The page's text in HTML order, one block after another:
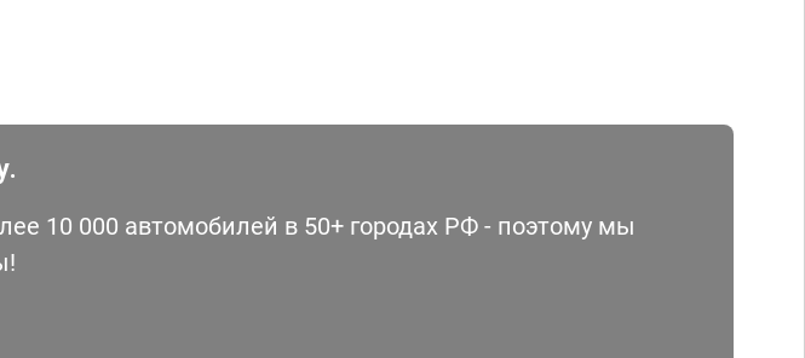
10 000 автомобилей в 50+ городах РФ - поэтому мы